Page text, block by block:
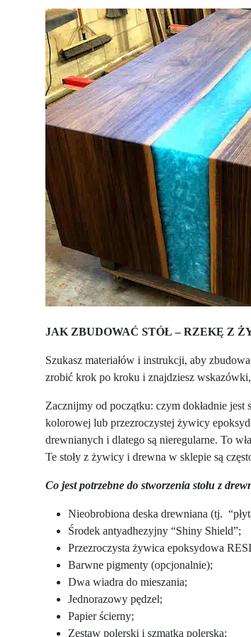
JAK ZBUDOWAĆ STÓŁ – RZEKĘ Z
Szukasz materiałów i instrukcji, aby
zrobić krok po kroku i znajdziesz
Zacznijmy od początku: czym dokładnie jest
kolorowej lub przezroczystej żywicy
drewnianych i dlatego są nieregularne. To
Te stoły z żywicy i drewna w sklepie są
Co jest potrzebne do stworzenia stołu z
Nieobrobiona deska drewniana (tj.
Środek antyadhezyjny “Shiny Shield”;
Przezroczysta żywica epoksydowa
Barwne pigmenty (opcjonalnie);
Dwa wiadra do mieszania;
Jednorazowy pędzel;
Papier ścierny;
Zestaw polerski i szmatka polerska;